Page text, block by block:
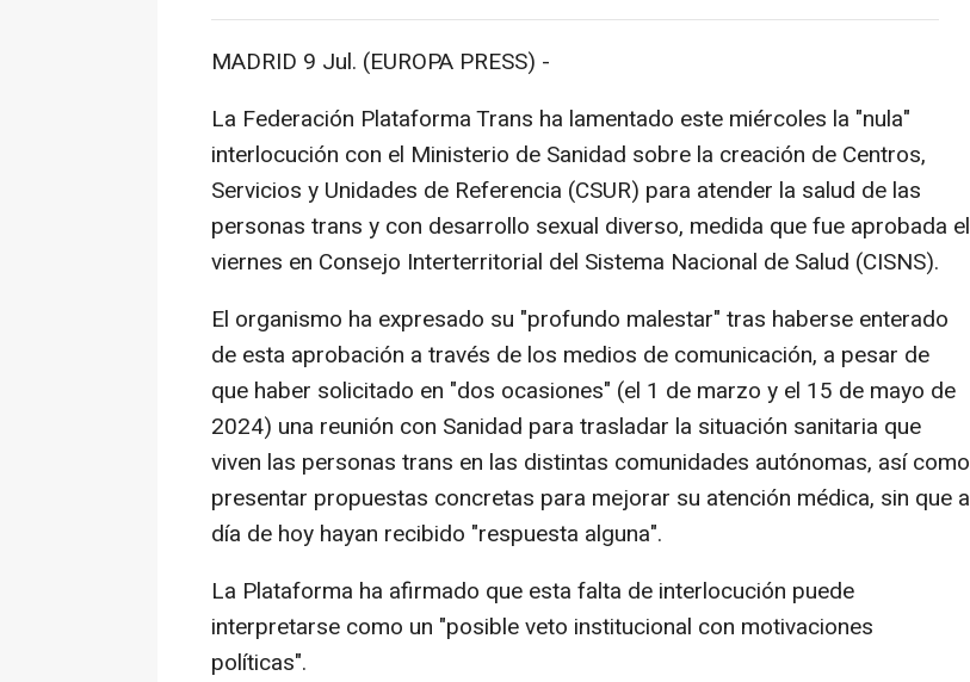
MADRID 9 Jul. (EUROPA PRESS) -
La Federación Plataforma Trans ha lamentado este miércoles la "nula"
interlocución con el Ministerio de Sanidad sobre la creación de Centros,
Servicios y Unidades de Referencia (CSUR) para atender la salud de las
personas trans y con desarrollo sexual diverso, medida que fue aprobada el
viernes en Consejo Interterritorial del Sistema Nacional de Salud (CISNS).
El organismo ha expresado su "profundo malestar" tras haberse enterado
de esta aprobación a través de los medios de comunicación, a pesar de
que haber solicitado en "dos ocasiones" (el 1 de marzo y el 15 de mayo de
2024) una reunión con Sanidad para trasladar la situación sanitaria que
viven las personas trans en las distintas comunidades autónomas, así como
presentar propuestas concretas para mejorar su atención médica, sin que a
día de hoy hayan recibido "respuesta alguna".
La Plataforma ha afirmado que esta falta de interlocución puede
interpretarse como un "posible veto institucional con motivaciones
políticas".